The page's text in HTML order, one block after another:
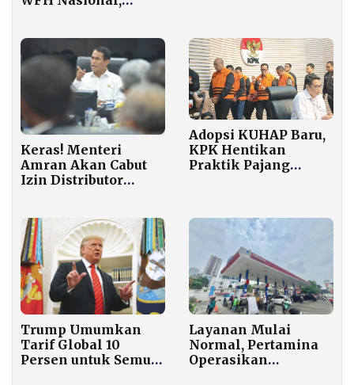
Dievaluasi Dua Bulan
Keras! Menteri
Amran Akan Cabut
Izin Distributor
Adopsi KUHAP Baru,
KPK Hentikan
Praktik Pajang
Trump Umumkan
Tarif Global 10
Persen untuk Semua
Layanan Mulai
Normal, Pertamina
Operasikan